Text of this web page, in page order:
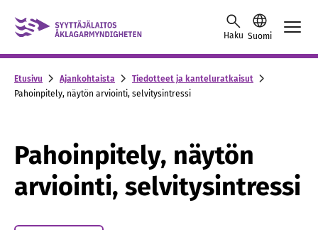
Skip to content -saavutettavuusohje
Haku Suomi
Etusivu Ajankohtaista
Tiedotteet ja kanteluratkaisut
Pahoinpitely, näytön arviointi, selvitysintressi
Pahoinpitely, näytön
arviointi, selvitysintressi